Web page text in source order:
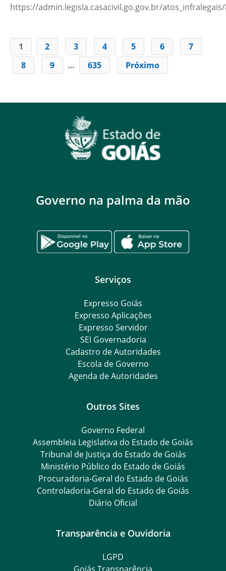
https://admin.legisla.casacivil.go.gov.br/
1 2 3 4 5 6
7
8
9 … 635 Próximo
Governo na palma da mão
Serviços
Expresso Goiás
Expresso Aplicações
Expresso Servidor
SEI Governadoria
Cadastro de Autoridades
Escola de Governo
Agenda de Autoridades
Outros Sites
Governo Federal
Assembleia Legislativa do Estado de Goiás
Tribunal de Justiça do Estado de Goiás
Ministério Público do Estado de Goiás
Procuradoria-Geral do Estado de Goiás
Controladoria-Geral do Estado de Goiás
Diário Oficial
Transparência e Ouvidoria
LGPD